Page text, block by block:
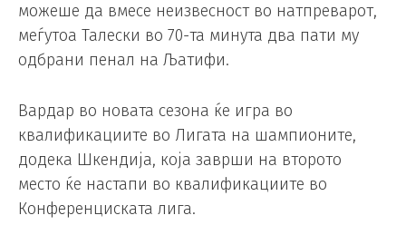
можеше да вмесе неизвесност во натпреварот,
меѓутоа Талески во 70-та минута два пати му
одбрани пенал на Љатифи.
Вардар во новата сезона ќе игра во
квалификациите во Лигата на шампионите,
додека Шкендија, која заврши на второто
место ќе настапи во квалификациите во
Конференциската лига.